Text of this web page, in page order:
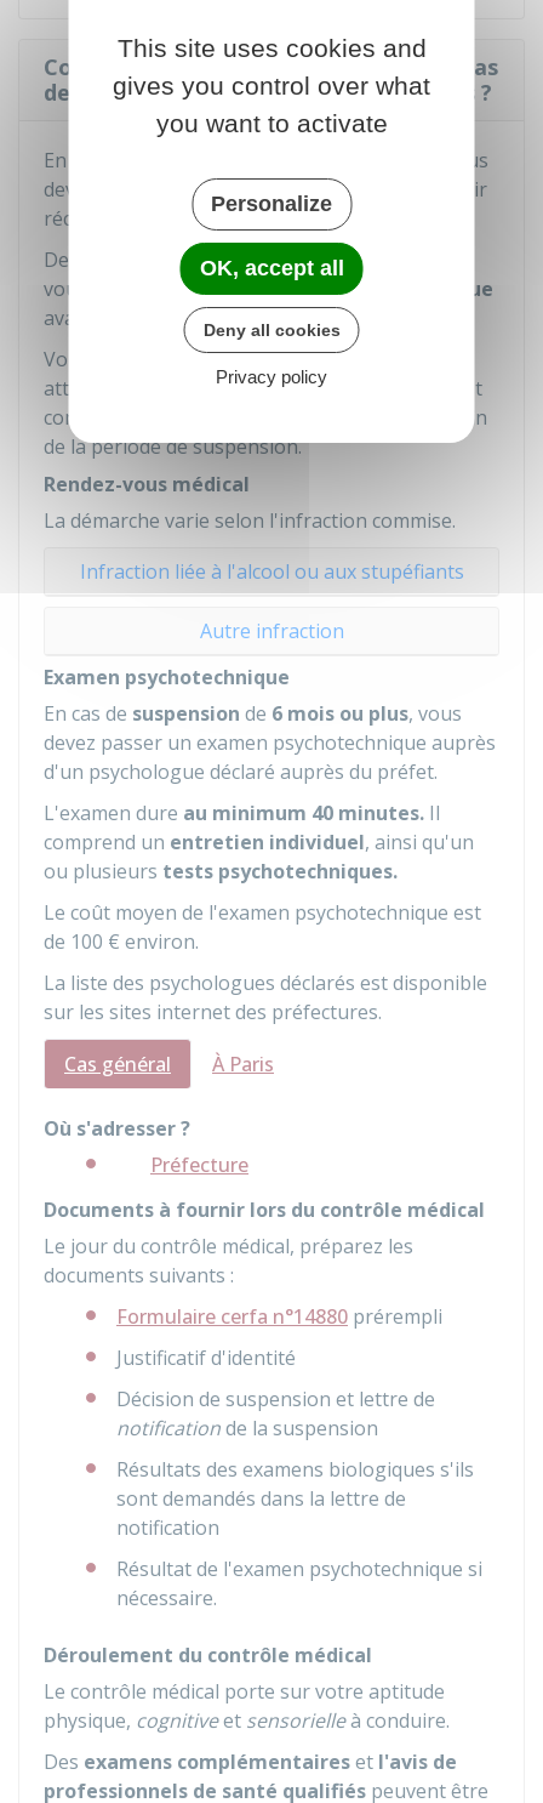
Comment faire le contrôle médical en cas
de suspension administrative du permis ?
En cas de
, vous
devez passer uncontrôle médical
pour pouvoir
récupérer votre permis de conduire.
De plus, si la suspension est de 6 mois ou plus,
vous devez passer unexamen psychotechnique
avant de passer le contrôle médical.
Vous devez passer le contrôle médical sans
attendre la fin de la période de suspension. Il est
conseillé de le réaliser environ 1 mois avant la fin
de la période de suspension.
Rendez-vous médical
La démarche varie selon l'infraction commise.
Infraction liée à l'alcool ou aux stupéfiants
Autre infraction
Examen psychotechnique
En cas de suspension de 6 mois ou plus, vous
devez passer un examen psychotechnique auprès
d'un psychologue déclaré auprès du préfet.
L'examen dure au minimum 40 minutes. Il
comprend un entretien individuel, ainsi qu'un
ou plusieurs tests psychotechniques.
Le coût moyen de l'examen psychotechnique est
de 100 € environ.
La liste des psychologues déclarés est disponible
sur les sites internet des préfectures.
Cas général
À Paris
Où s'adresser ?
Préfecture
Documents à fournir lors du contrôle médical
Le jour du contrôle médical, préparez les
documents suivants :
Formulaire cerfa n°14880 prérempli
Justificatif d'identité
Décision de suspension et lettre de
notificationde la suspension
Résultats des examens biologiques s'ils
sont demandés dans la lettre de
notification
Résultat de l'examen psychotechnique si
nécessaire.
Déroulement du contrôle médical
Le contrôle médical porte sur votre aptitude
physique, cognitiveet sensorielleà conduire.
Des examens complémentaireset l'avis de
professionnels de santé qualifiés peuvent être
This site uses cookies and
gives you control over what
you want to activate
Personalize
OK, accept all
Deny all cookies
Privacy policy